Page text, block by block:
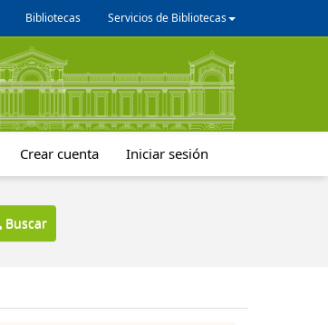
Bibliotecas Servicios de Bibliotecas
Crear cuenta Iniciar sesión
Buscar